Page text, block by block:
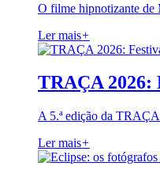
O filme hipnotizante de
Ler mais+
TRAÇA 2026:
A 5.ª edição da
Ler mais+